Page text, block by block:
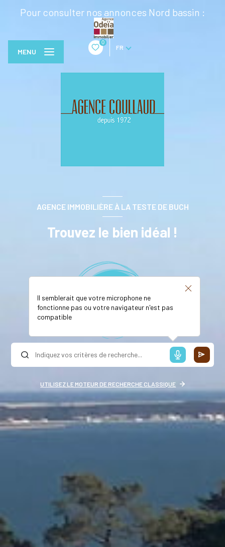
Pour consulter nos annonces Nord bassin :
0
FR
MENU
AGENCE IMMOBILIÈRE À LA TESTE DE BUCH
Trouvez le bien idéal !
Il semblerait que votre microphone ne
fonctionne pas ou votre navigateur n'est pas
compatible
UTILISEZ LE MOTEUR DE RECHERCHE CLASSIQUE